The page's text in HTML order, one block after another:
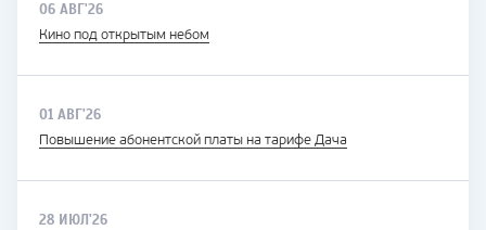
06 АВГ'26
Кино под открытым небом
01 АВГ'26
Повышение абонентской платы на тарифе Дача
28 ИЮЛ'26